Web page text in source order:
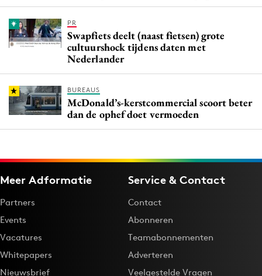
PR
Swapfiets deelt (naast fietsen) grote
cultuurshock tijdens daten met
Nederlander
BUREAUS
McDonald’s-kerstcommercial scoort beter
dan de ophef doet vermoeden
Meer Adformatie
Partners
Events
Vacatures
Whitepapers
Nieuwsbrief
Service & Contact
Contact
Abonneren
Teamabonnementen
Adverteren
Veelgestelde Vragen